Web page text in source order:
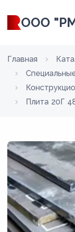
ООО
Главная
Плита 20Г